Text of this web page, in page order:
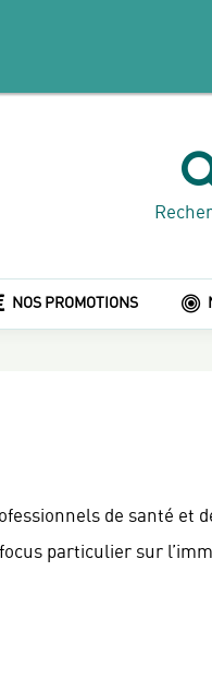
NOS PROMOTIONS
de santé et
particulier sur